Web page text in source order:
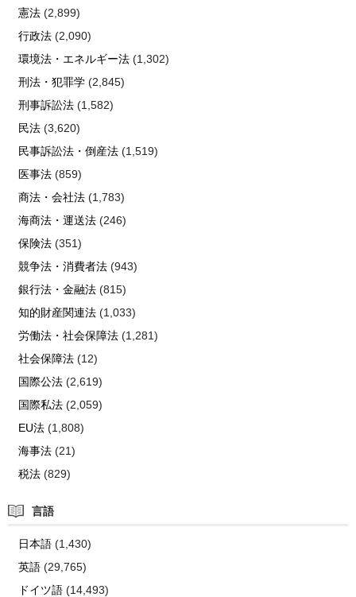
憲法(2,899)
行政法(2,090)
環境法・エネルギー法(1,302)
刑法・犯罪学(2,845)
刑事訴訟法(1,582)
民法(3,620)
民事訴訟法・倒産法(1,519)
医事法(859)
商法・会社法(1,783)
海商法・運送法(246)
保険法(351)
競争法・消費者法(943)
銀行法・金融法(815)
知的財産関連法(1,033)
労働法・社会保障法(1,281)
社会保障法(12)
国際公法(2,619)
国際私法(2,059)
EU法(1,808)
海事法(21)
税法(829)
言語
日本語(1,430)
英語(29,765)
ドイツ語(14,493)